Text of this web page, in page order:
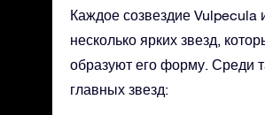
Каждое созвездие Vulpecula
несколько ярких звезд,
образуют его форму. Среди
главных звезд: